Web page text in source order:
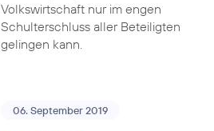
Volkswirtschaft nur im engen
Schulterschluss aller Beteiligten
gelingen kann.
06. September 2019